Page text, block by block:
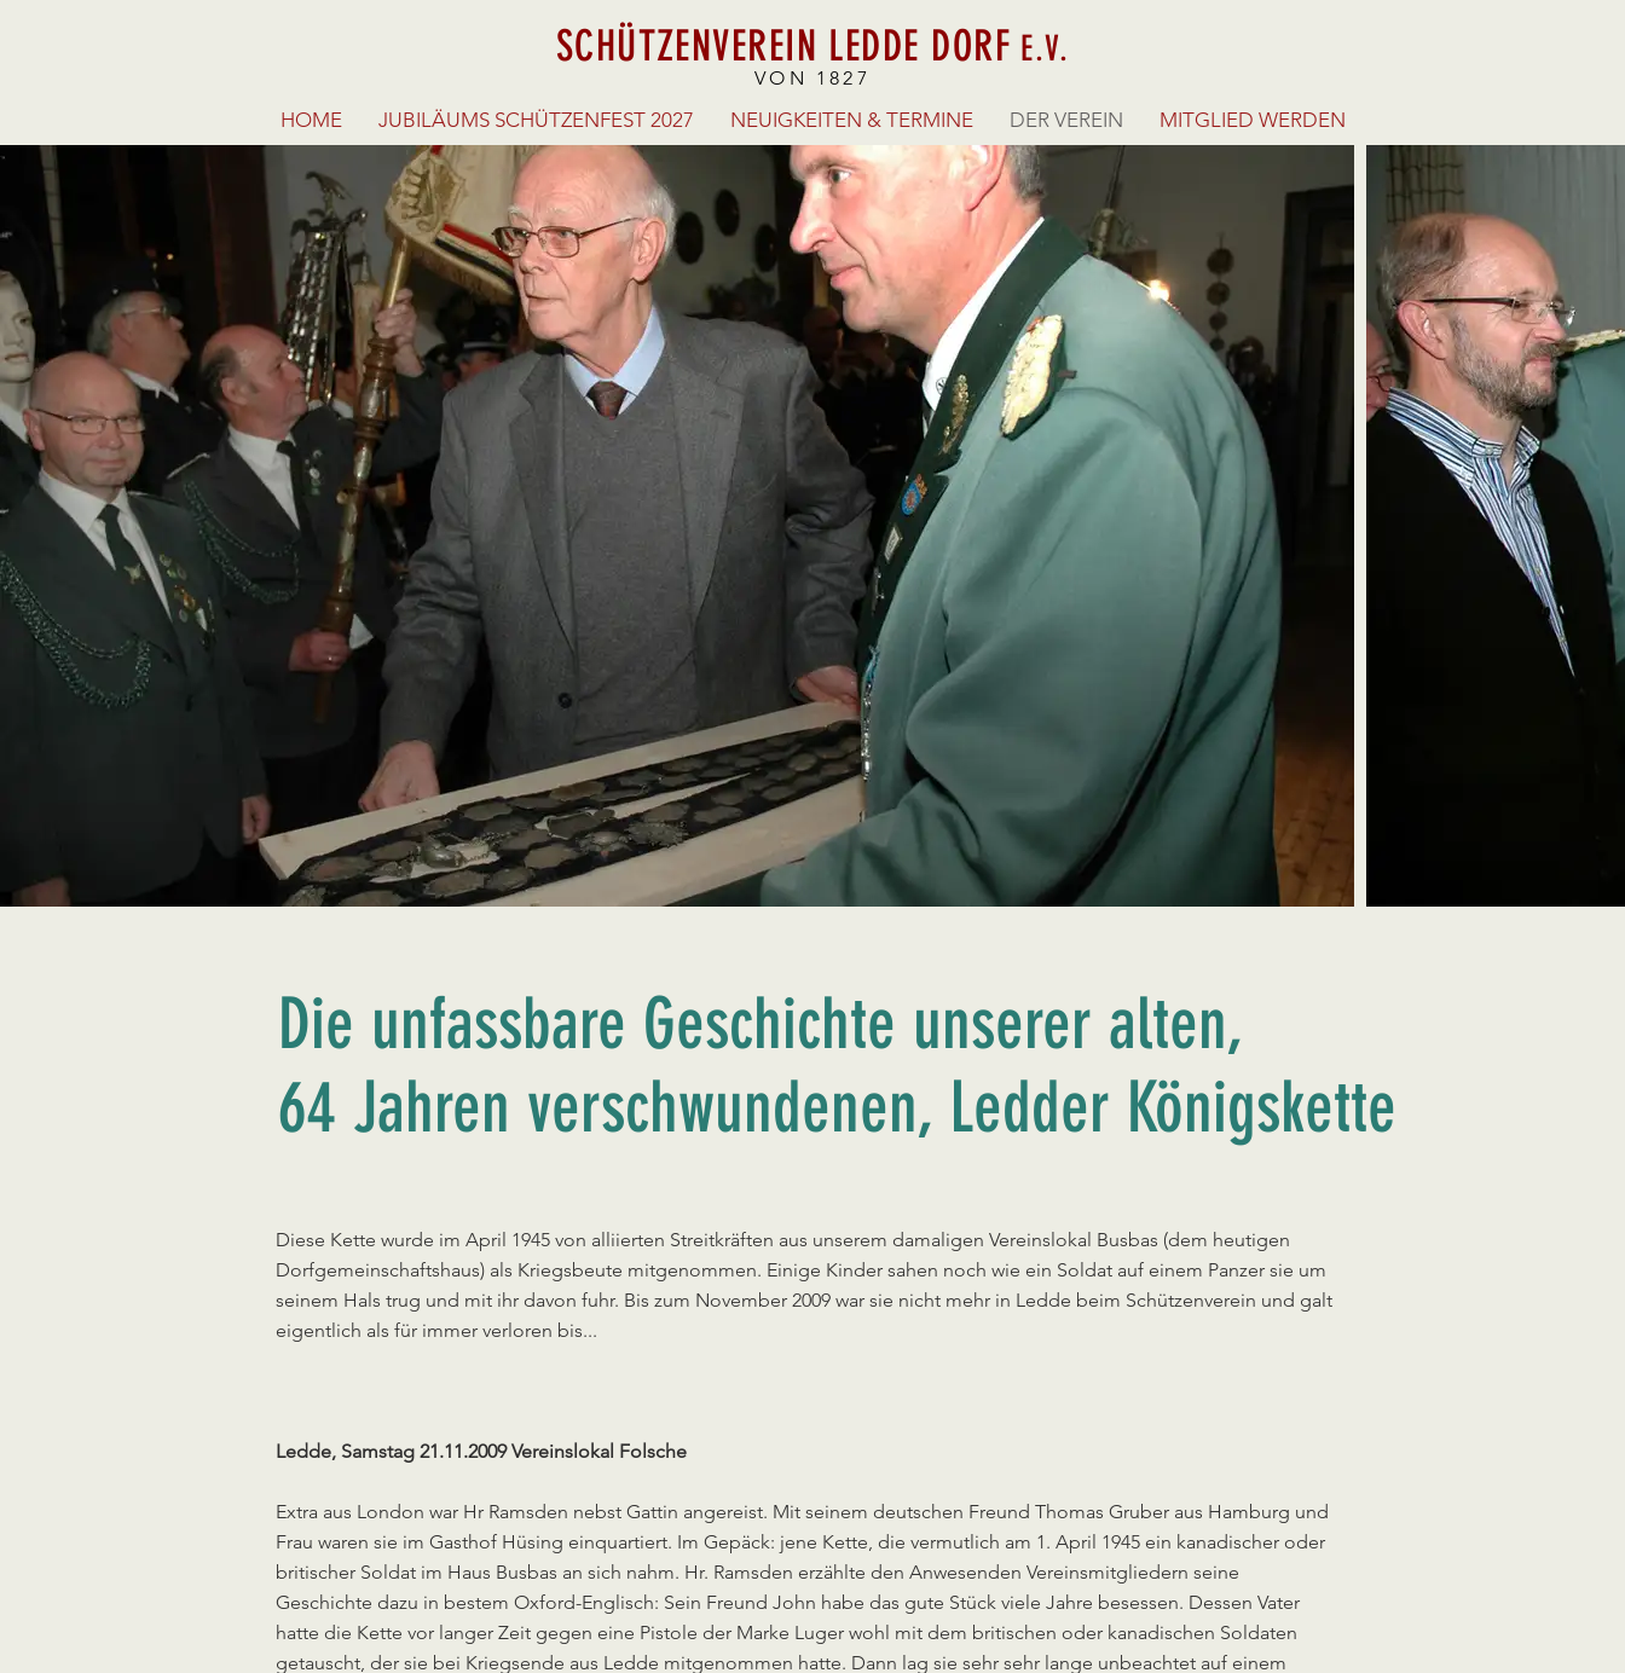
SCHÜTZENVEREIN LEDDE DORF E.V.
VON 1827
HOME JUBILÄUMS SCHÜTZENFEST 2027 NEUIGKEITEN & TERMINE DER VEREIN MITGLIED WERDEN
Die unfassbare Geschichte unserer alten,
64 Jahren verschwundenen, Ledder Königskette
Diese Kette wurde im April 1945 von alliierten Streitkräften aus unserem damaligen Vereinslokal Busbas (dem heutigen
Dorfgemeinschaftshaus) als Kriegsbeute mitgenommen. Einige Kinder sahen noch wie ein Soldat auf einem Panzer sie um
seinem Hals trug und mit ihr davon fuhr. Bis zum November 2009 war sie nicht mehr in Ledde beim Schützenverein und galt
eigentlich als für immer verloren bis...
Ledde, Samstag 21.11.2009 Vereinslokal Folsche
Extra aus London war Hr Ramsden nebst Gattin angereist. Mit seinem deutschen Freund Thomas Gruber aus Hamburg und
Frau waren sie im Gasthof Hüsing einquartiert. Im Gepäck: jene Kette, die vermutlich am 1. April 1945 ein kanadischer oder
britischer Soldat im Haus Busbas an sich nahm. Hr. Ramsden erzählte den Anwesenden Vereinsmitgliedern seine
Geschichte dazu in bestem Oxford-Englisch: Sein Freund John habe das gute Stück viele Jahre besessen. Dessen Vater
hatte die Kette vor langer Zeit gegen eine Pistole der Marke Luger wohl mit dem britischen oder kanadischen Soldaten
getauscht, der sie bei Kriegsende aus Ledde mitgenommen hatte. Dann lag sie sehr sehr lange unbeachtet auf einem